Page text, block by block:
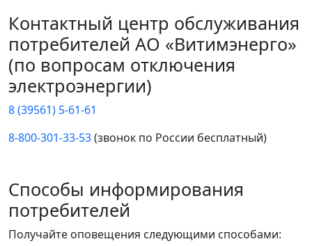
Контактный центр обслуживания
потребителей АО «Витимэнерго»
(по вопросам отключения
электроэнергии)
8 (39561) 5-61-61
8-800-301-33-53(звонок по России бесплатный)
Способы информирования
потребителей
Получайте оповещения следующими способами: